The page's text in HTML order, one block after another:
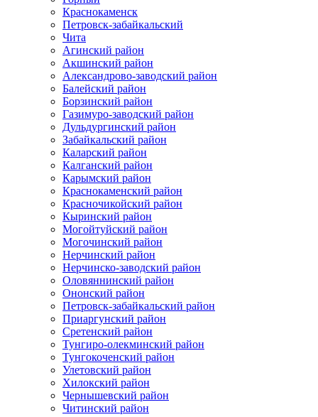
Краснокаменск
Петровск-забайкальский
Чита
Агинский район
Акшинский район
Александрово-заводский район
Балейский район
Борзинский район
Газимуро-заводский район
Дульдургинский район
Забайкальский район
Каларский район
Калганский район
Карымский район
Краснокаменский район
Красночикойский район
Кыринский район
Могойтуйский район
Могочинский район
Нерчинский район
Нерчинско-заводский район
Оловяннинский район
Ононский район
Петровск-забайкальский район
Приаргунский район
Сретенский район
Тунгиро-олекминский район
Тунгокоченский район
Улетовский район
Хилокский район
Чернышевский район
Читинский район